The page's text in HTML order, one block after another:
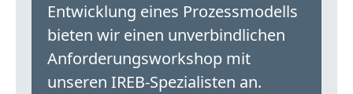
Entwicklung eines Prozessmodells
bieten wir einen unverbindlichen
Anforderungsworkshop mit
unseren IREB-Spezialisten an.